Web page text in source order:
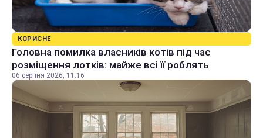
КОРИСНЕ
Головна помилка власників котів під час
розміщення лотків: майже всі її роблять
06 серпня 2026, 11:16